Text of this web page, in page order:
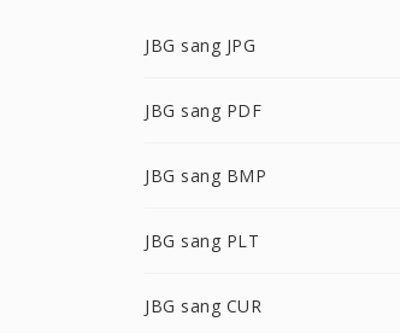
JBG sang JPG
JBG sang PDF
JBG sang BMP
JBG sang PLT
JBG sang CUR